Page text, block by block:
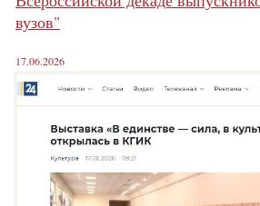
вузов"
17.06.2026